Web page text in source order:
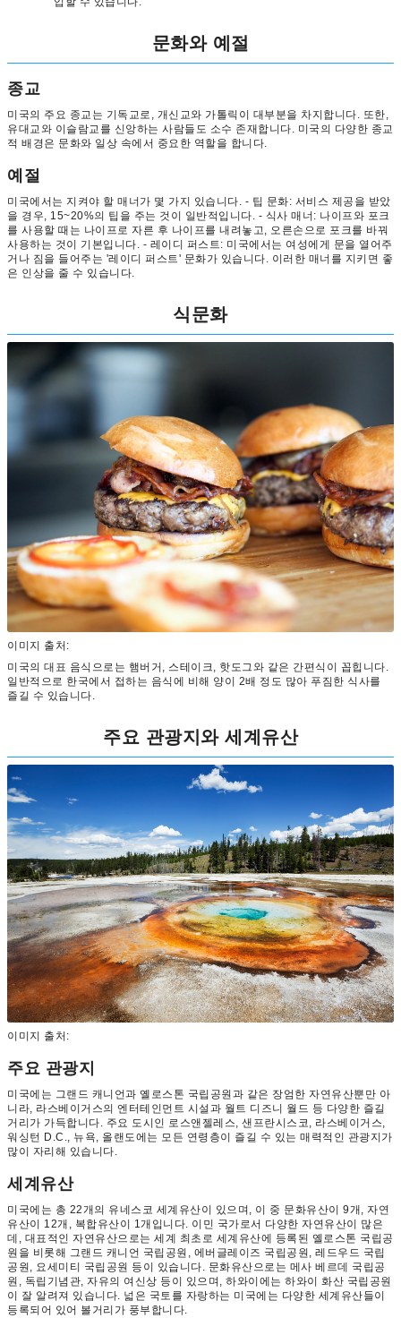
문화와 예절
종교
미국의 주요 종교는 기독교로, 개신교와 가톨릭이 대부분을 차지합니다. 또한,
유대교와 이슬람교를 신앙하는 사람들도 소수 존재합니다. 미국의 다양한 종교
적 배경은 문화와 일상 속에서 중요한 역할을 합니다.
예절
미국에서는 지켜야 할 매너가 몇 가지 있습니다. - 팁 문화: 서비스 제공을 받았
을 경우, 15~20%의 팁을 주는 것이 일반적입니다. - 식사 매너: 나이프와 포크
를 사용할 때는 나이프로 자른 후 나이프를 내려놓고, 오른손으로 포크를 바꿔
사용하는 것이 기본입니다. - 레이디 퍼스트: 미국에서는 여성에게 문을 열어주
거나 짐을 들어주는 '레이디 퍼스트' 문화가 있습니다. 이러한 매너를 지키면 좋
은 인상을 줄 수 있습니다.
식문화
이미지 출처:
미국의 대표 음식으로는 햄버거, 스테이크, 핫도그와 같은 간편식이 꼽힙니다.
일반적으로 한국에서 접하는 음식에 비해 양이 2배 정도 많아 푸짐한 식사를
즐길 수 있습니다.
주요 관광지와 세계유산
이미지 출처:
주요 관광지
미국에는 그랜드 캐니언과 옐로스톤 국립공원과 같은 장엄한 자연유산뿐만 아
니라, 라스베이거스의 엔터테인먼트 시설과 월트 디즈니 월드 등 다양한 즐길
거리가 가득합니다. 주요 도시인 로스앤젤레스, 샌프란시스코, 라스베이거스,
워싱턴 D.C., 뉴욕, 올랜도에는 모든 연령층이 즐길 수 있는 매력적인 관광지가
많이 자리해 있습니다.
세계유산
미국에는 총 22개의 유네스코 세계유산이 있으며, 이 중 문화유산이 9개, 자연
유산이 12개, 복합유산이 1개입니다. 이민 국가로서 다양한 자연유산이 많은
데, 대표적인 자연유산으로는 세계 최초로 세계유산에 등록된 옐로스톤 국립공
원을 비롯해 그랜드 캐니언 국립공원, 에버글레이즈 국립공원, 레드우드 국립
공원, 요세미티 국립공원 등이 있습니다. 문화유산으로는 메사 베르데 국립공
원, 독립기념관, 자유의 여신상 등이 있으며, 하와이에는 하와이 화산 국립공원
이 잘 알려져 있습니다. 넓은 국토를 자랑하는 미국에는 다양한 세계유산들이
등록되어 있어 볼거리가 풍부합니다.